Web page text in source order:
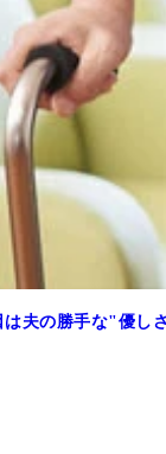
夫の勝手な"優し